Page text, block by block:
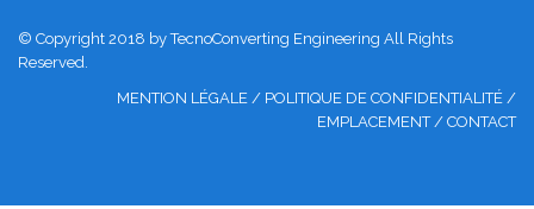
© Copyright 2018 by TecnoConverting Engineering All Rights
Reserved.
MENTION LÉGALE / POLITIQUE DE CONFIDENTIALITÉ /
EMPLACEMENT/ CONTACT